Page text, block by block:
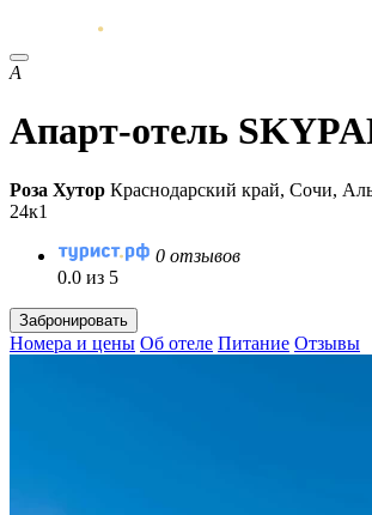
А
Апарт-отель
Роза Хутор Краснодарский край, Сочи,
24к1
0 отзывов
0.0 из 5
Забронировать
Номера и цены Об отеле Питание Отзывы